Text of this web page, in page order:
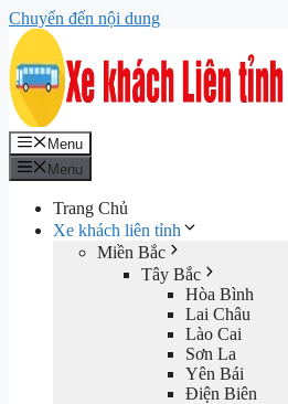
Chuyển đến nội dung
Menu
Menu
Trang Chủ
Xe khách liên tỉnh
Miền Bắc
Tây Bắc
Hòa Bình
Lai Châu
Lào Cai
Sơn La
Yên Bái
Điện Biên